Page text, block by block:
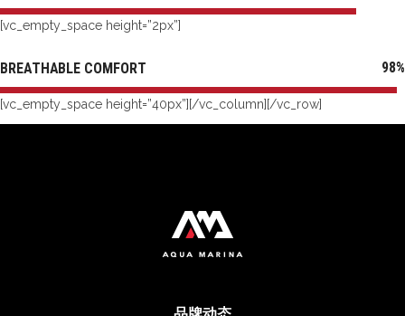
[vc_empty_space height=”2px”]
BREATHABLE COMFORT 98
[vc_empty_space height=”40px”][/vc_column][/vc_row]